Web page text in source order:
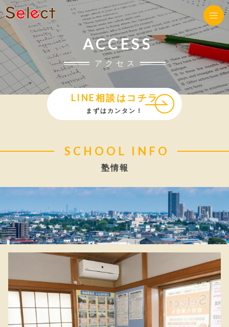
ACCESS
アクセス
LINE相談はコチラ
まずはカンタン！
SCHOOL INFO
塾情報